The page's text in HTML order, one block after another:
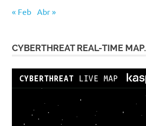
« Feb Abr »
CYBERTHREAT REAL-TIME MAP.